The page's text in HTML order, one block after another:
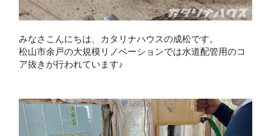
みなさこんにちは、カタリナハウスの成松です。
松山市余戸の大規模リノベーションでは水道配管用のコ
ア抜きが行われています♪